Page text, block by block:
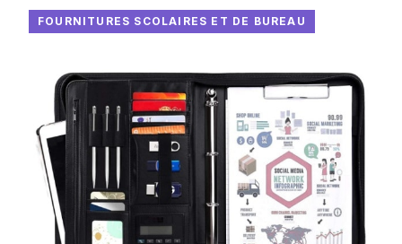
FOURNITURES SCOLAIRES ET DE BUREAU